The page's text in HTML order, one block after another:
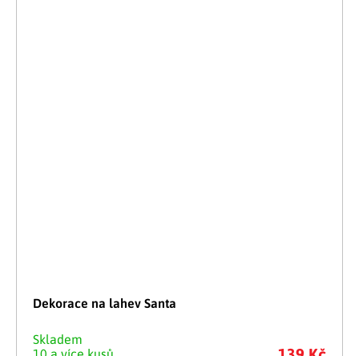
Dekorace na lahev Santa
Skladem